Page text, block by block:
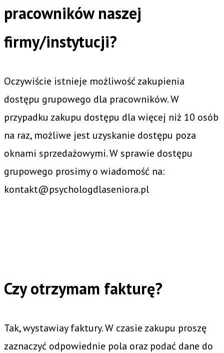
pracowników naszej
firmy/instytucji?
Oczywiście istnieje możliwość zakupienia
dostępu grupowego dla pracowników. W
przypadku zakupu dostępu dla więcej niż 10 osób
na raz, możliwe jest uzyskanie dostępu poza
oknami sprzedażowymi. W sprawie dostępu
grupowego prosimy o wiadomość na:
kontakt@psychologdlaseniora.pl
Czy otrzymam fakturę?
Tak, wystawiay faktury. W czasie zakupu proszę
zaznaczyć odpowiednie pola oraz podać dane do